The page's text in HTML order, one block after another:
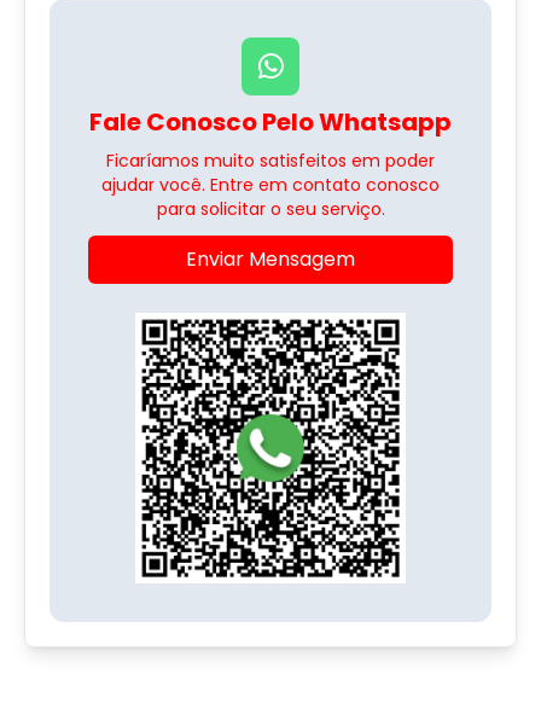
Fale Conosco Pelo Whatsapp
Ficaríamos muito satisfeitos em poder
ajudar você. Entre em contato conosco
para solicitar o seu serviço.
Enviar Mensagem